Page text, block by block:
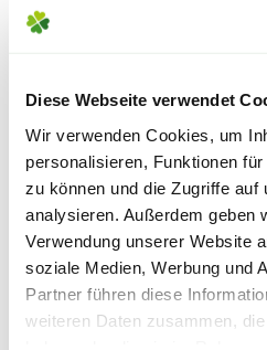
Diese Webseite verwendet
Wir verwenden Cookies, um
personalisieren, Funktionen
zu können und die Zugriffe auf
analysieren. Außerdem geben
Verwendung unserer Website
soziale Medien, Werbung und
Partner führen diese
weiteren Daten zusammen,
einer
versehen, damit sie
BLUMEN
IN VIER